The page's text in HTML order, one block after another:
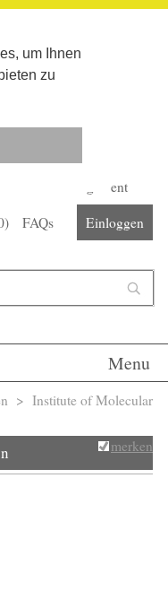
um Ihnen
zu
Corona-Management
) FAQs Einloggen
Menu
> Institute of Molecular
merken